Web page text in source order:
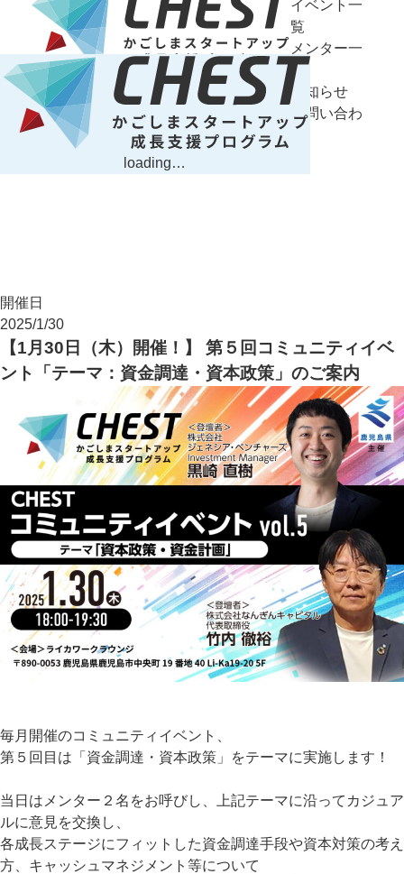
loading…
イベント一
覧
メンター一
覧
お知らせ
お問い合わ
開催日
2025/1/30
【1月30日（木）開催！】 第５回コミュニティイベ
ント「テーマ：資金調達・資本政策」のご案内
毎月開催のコミュニティイベント、
第５回目は「資金調達・資本政策」をテーマに実施します！
当日はメンター２名をお呼びし、上記テーマに沿ってカジュア
ルに意見を交換し、
各成長ステージにフィットした資金調達手段や資本対策の考え
方、キャッシュマネジメント等について